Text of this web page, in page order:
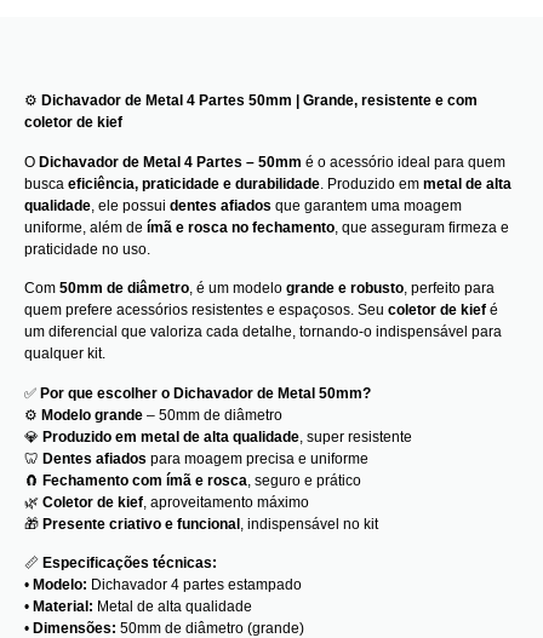
⚙️ Dichavador de Metal 4 Partes 50mm | Grande, resistente e com
coletor de kief
O Dichavador de Metal 4 Partes – 50mm é o acessório ideal para quem
busca eficiência, praticidade e durabilidade . Produzido em metal de alta
qualidade , ele possui dentes afiados que garantem uma moagem
uniforme, além de ímã e rosca no fechamento , que asseguram firmeza e
praticidade no uso.
Com 50mm de diâmetro, é um modelo grande e robusto, perfeito para
quem prefere acessórios resistentes e espaçosos. Seu coletor de kief é
um diferencial que valoriza cada detalhe, tornando-o indispensável para
qualquer kit.
✅ Por que escolher o Dichavador de Metal 50mm?
⚙️ Modelo grande – 50mm de diâmetro
💎 Produzido em metal de alta qualidade , super resistente
🦷 Dentes afiados para moagem precisa e uniforme
🧲 Fechamento com ímã e rosca , seguro e prático
🌿 Coletor de kief , aproveitamento máximo
🎁 Presente criativo e funcional , indispensável no kit
📏 Especificações técnicas:
• Modelo: Dichavador 4 partes estampado
• Material: Metal de alta qualidade
• Dimensões: 50mm de diâmetro (grande)